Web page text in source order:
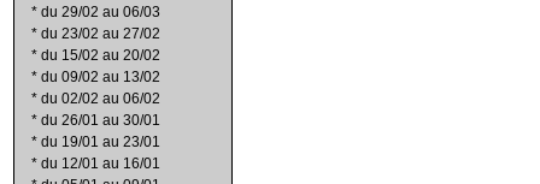
* du 29/02 au 06/03
* du 23/02 au 27/02
* du 15/02 au 20/02
* du 09/02 au 13/02
* du 02/02 au 06/02
* du 26/01 au 30/01
* du 19/01 au 23/01
* du 12/01 au 16/01